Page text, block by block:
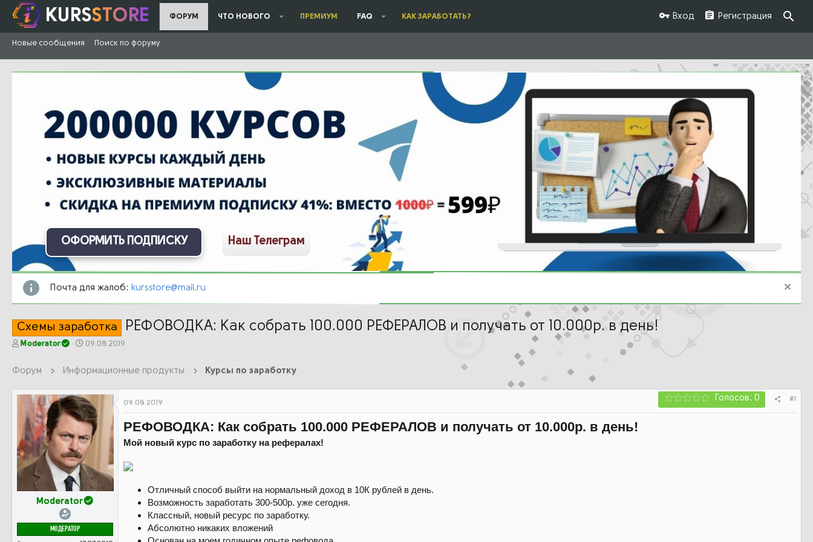
KURSSTORE ФОРУМ ЧТО НОВОГО ПРЕМИУМ FAQ КАК ЗАРАБОТАТЬ? Вход Регистрация
Новые сообщения Поиск по форуму
ОФОРМИТЬ ПОДПИСКУ Наш Телеграм
Почта для жалоб: kursstore@mail.ru
Схемы заработка РЕФОВОДКА: Как собрать 100.000 РЕФЕРАЛОВ и получать от 10.000р. в день!
А
о
Moderator
Д
а
а
ч
а
а
09.08.2019
Форум Информационные продукты Курсы по заработку
Moderator
МОДЕРАТОР
09.08.2019 Голосов: 0 #1
РЕФОВОДКА: Как собрать 100.000 РЕФЕРАЛОВ и получать от 10.000р. в день!
Мой новый курс по заработку на рефералах!
Отличный способ выйти на нормальный доход в 10К рублей в день.
Возможность заработать 300-500р. уже сегодня.
Классный, новый ресурс по заработку.
Абсолютно никаких вложений